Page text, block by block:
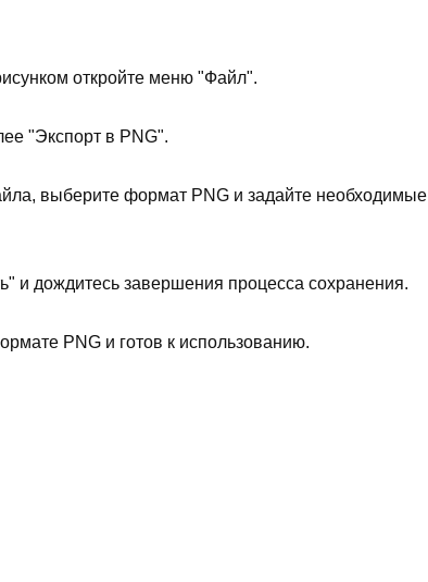
откройте меню "Файл".
"Экспорт в PNG".
выберите формат PNG и задайте необходимые
и дождитесь завершения процесса сохранения.
PNG и готов к использованию.